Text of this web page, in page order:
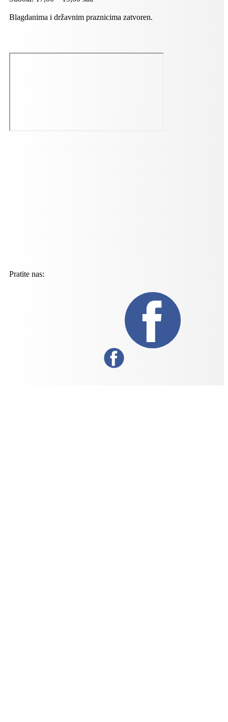
Blagdanima i državnim praznicima zatvoren.
Pratite nas: